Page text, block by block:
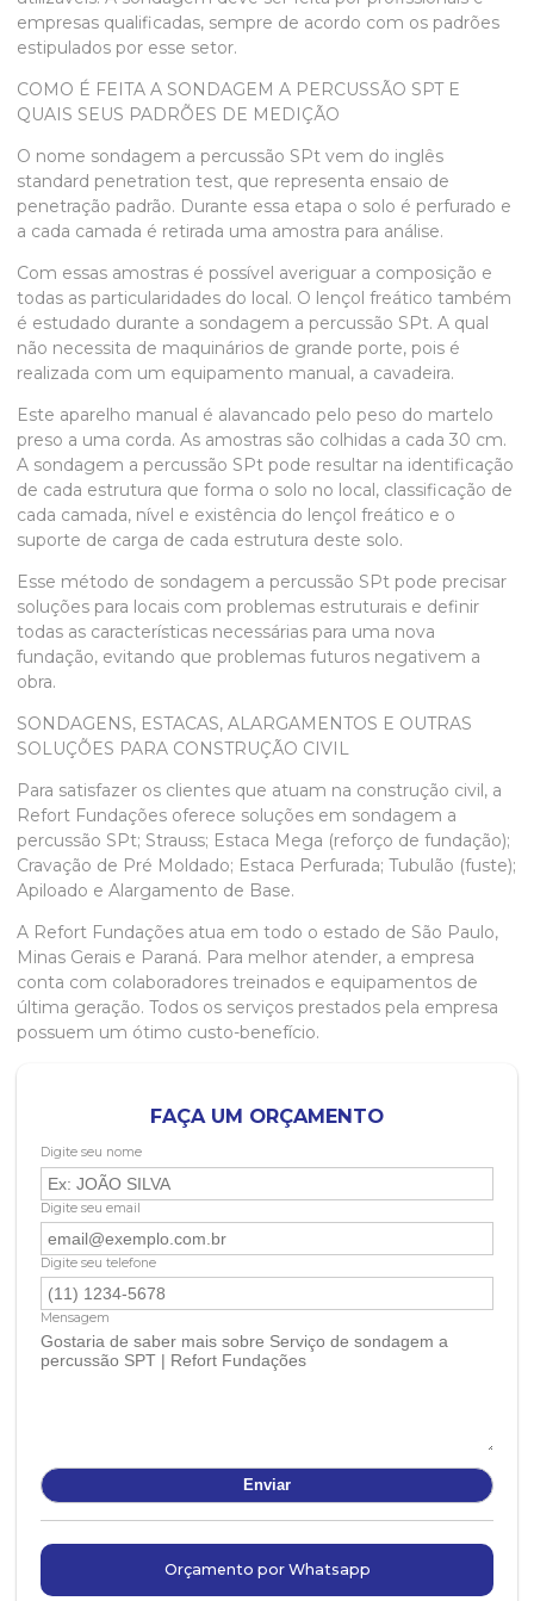
empresas qualificadas, sempre de acordo com os padrões
estipulados por esse setor.
COMO É FEITA A SONDAGEM A PERCUSSÃO SPT E
QUAIS SEUS PADRÕES DE MEDIÇÃO
O nome sondagem a percussão SPt vem do inglês
standard penetration test, que representa ensaio de
penetração padrão. Durante essa etapa o solo é perfurado e
a cada camada é retirada uma amostra para análise.
Com essas amostras é possível averiguar a composição e
todas as particularidades do local. O lençol freático também
é estudado durante a sondagem a percussão SPt. A qual
não necessita de maquinários de grande porte, pois é
realizada com um equipamento manual, a cavadeira.
Este aparelho manual é alavancado pelo peso do martelo
preso a uma corda. As amostras são colhidas a cada 30 cm.
A sondagem a percussão SPt pode resultar na identificação
de cada estrutura que forma o solo no local, classificação de
cada camada, nível e existência do lençol freático e o
suporte de carga de cada estrutura deste solo.
Esse método de sondagem a percussão SPt pode precisar
soluções para locais com problemas estruturais e definir
todas as características necessárias para uma nova
fundação, evitando que problemas futuros negativem a
obra.
SONDAGENS, ESTACAS, ALARGAMENTOS E OUTRAS
SOLUÇÕES PARA CONSTRUÇÃO CIVIL
Para satisfazer os clientes que atuam na construção civil, a
Refort Fundações oferece soluções em sondagem a
percussão SPt; Strauss; Estaca Mega (reforço de fundação);
Cravação de Pré Moldado; Estaca Perfurada; Tubulão (fuste);
Apiloado e Alargamento de Base.
A Refort Fundações atua em todo o estado de São Paulo,
Minas Gerais e Paraná. Para melhor atender, a empresa
conta com colaboradores treinados e equipamentos de
última geração. Todos os serviços prestados pela empresa
possuem um ótimo custo-benefício.
FAÇA UM ORÇAMENTO
Digite seu nome
Digite seu email
Digite seu telefone
Mensagem
Orçamento por Whatsapp